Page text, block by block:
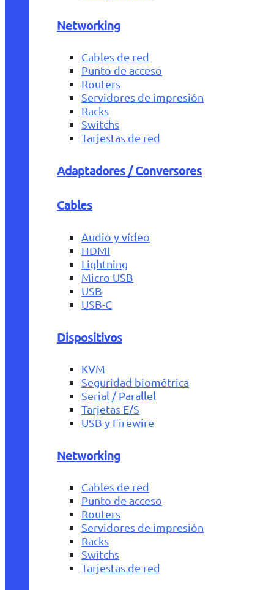
Networking
Cables de red
Punto de acceso
Routers
Servidores de impresión
Racks
Switchs
Tarjestas de red
Adaptadores / Conversores
Cables
Audio y vídeo
HDMI
Lightning
Micro USB
USB
USB-C
Dispositivos
KVM
Seguridad biométrica
Serial / Parallel
Tarjetas E/S
USB y Firewire
Networking
Cables de red
Punto de acceso
Routers
Servidores de impresión
Racks
Switchs
Tarjestas de red